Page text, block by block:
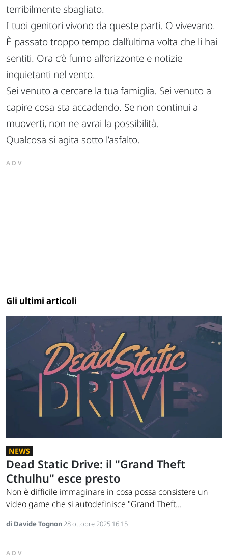
terribilmente sbagliato.
I tuoi genitori vivono da queste parti. O vivevano.
È passato troppo tempo dall’ultima volta che li hai
sentiti. Ora c’è fumo all’orizzonte e notizie
inquietanti nel vento.
Sei venuto a cercare la tua famiglia. Sei venuto a
capire cosa sta accadendo. Se non continui a
muoverti, non ne avrai la possibilità.
Qualcosa si agita sotto l’asfalto.
ADV
Gli ultimi articoli
NEWS
Dead Static Drive: il "Grand Theft
Cthulhu" esce presto
Non è difficile immaginare in cosa possa consistere un
video game che si autodefinisce "Grand Theft...
di Davide Tognon28 ottobre 2025 16:15
ADV